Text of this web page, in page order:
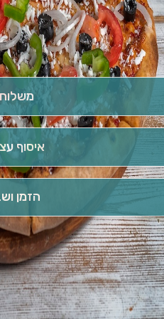
משלוח
איסוף
הזמן